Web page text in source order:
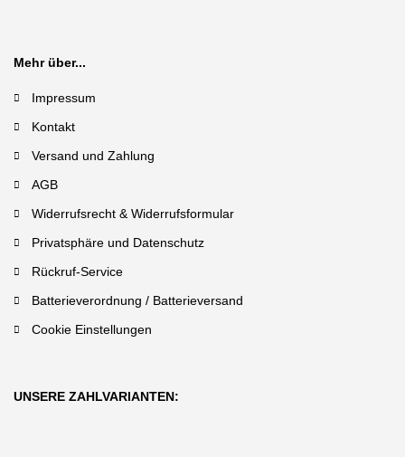
Mehr über...
Impressum
Kontakt
Versand und Zahlung
AGB
Widerrufsrecht & Widerrufsformular
Privatsphäre und Datenschutz
Rückruf-Service
Batterieverordnung / Batterieversand
Cookie Einstellungen
UNSERE ZAHLVARIANTEN: